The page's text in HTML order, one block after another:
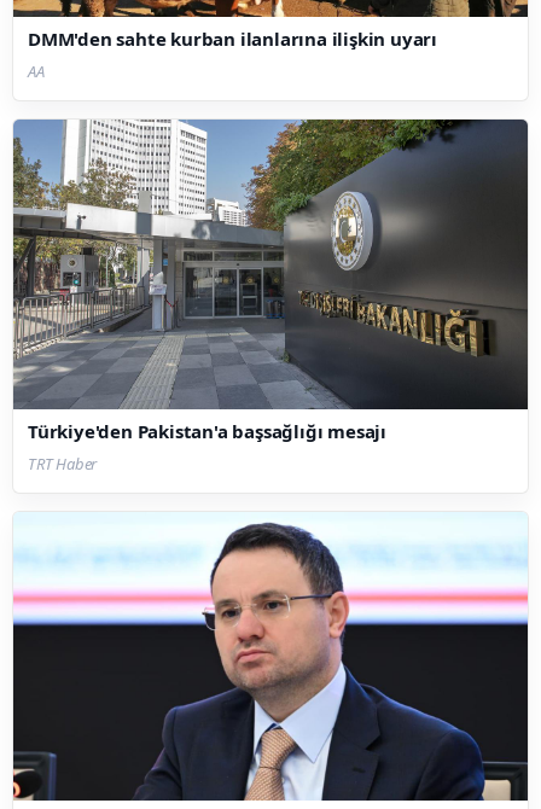
DMM'den sahte kurban ilanlarına ilişkin uyarı
AA
Türkiye'den Pakistan'a başsağlığı mesajı
TRT Haber